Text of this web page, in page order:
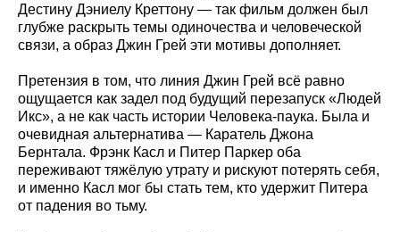
Дестину Дэниелу Креттону — так фильм должен был
глубже раскрыть темы одиночества и человеческой
связи, а образ Джин Грей эти мотивы дополняет.
Претензия в том, что линия Джин Грей всё равно
ощущается как задел под будущий перезапуск «Людей
Икс», а не как часть истории Человека-паука. Была и
очевидная альтернатива — Каратель Джона
Бернтала. Фрэнк Касл и Питер Паркер оба
переживают тяжёлую утрату и рискуют потерять себя,
и именно Касл мог бы стать тем, кто удержит Питера
от падения во тьму.